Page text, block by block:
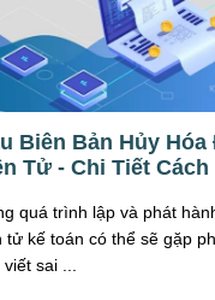
Biên Bản Hủy
Tử - Chi Tiết Cách
quá trình lập và phát
tử kế toán có thể sẽ gặp
sai ...